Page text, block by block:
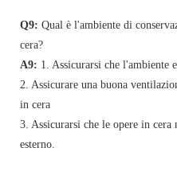
Q9: Qual è l'ambiente di
cera?
A9: 1. Assicurarsi che l'ambiente
2. Assicurare una buona
in cera
3. Assicurarsi che le opere in cera
esterno.